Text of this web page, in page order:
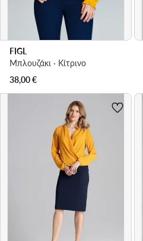
FIGL
Μπλουζάκι · Κίτρινο
38,00€